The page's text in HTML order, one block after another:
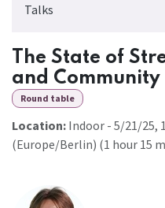
Talks
The State of
and Community
Round table
Location: Indoor - 5/21/25,
(Europe/Berlin) (1 hour 15